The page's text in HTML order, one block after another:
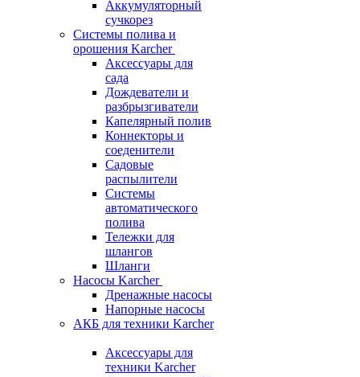
Аккумуляторный
сучкорез
Системы полива и
орошения Karcher
Аксессуары для
сада
Дождеватели и
разбрызгиватели
Капелярный полив
Коннекторы и
соеденители
Садовые
распылители
Системы
автоматического
полива
Тележки для
шлангов
Шланги
Насосы Karcher
Дренажные насосы
Напорные насосы
АКБ для техники Karcher
Аксессуары для
техники Karcher